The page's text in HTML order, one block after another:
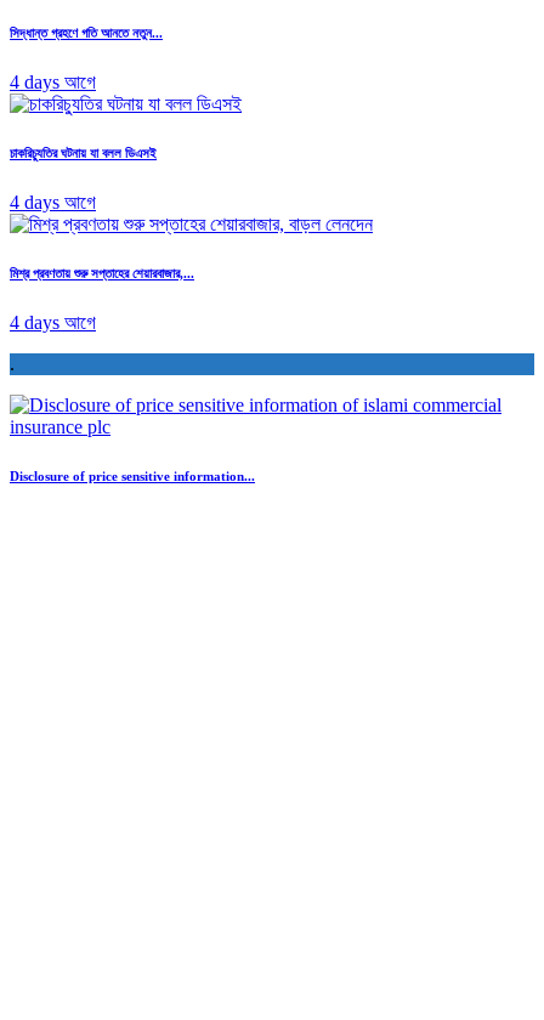
সিদ্ধান্ত গ্রহণে গতি আনতে নতুন...
4 days আগে
চাকরিচ্যুতির ঘটনায় যা বলল ডিএসই
4 days আগে
মিশ্র প্রবণতায় শুরু সপ্তাহের শেয়ারবাজার,...
4 days আগে
.
Disclosure of price sensitive information...